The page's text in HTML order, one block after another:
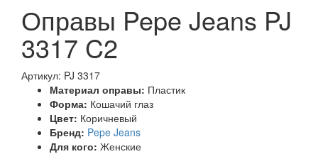
Оправы Pepe Jeans PJ
3317 C2
Артикул: PJ 3317
Материал оправы: Пластик
Форма: Кошачий глаз
Цвет: Коричневый
Бренд: Pepe Jeans
Для кого: Женские